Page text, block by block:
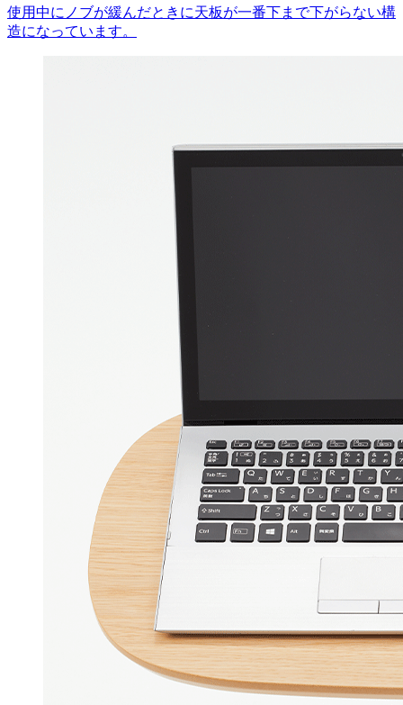
使用中にノブが緩んだときに天板が一番下まで下がらない構
造になっています。